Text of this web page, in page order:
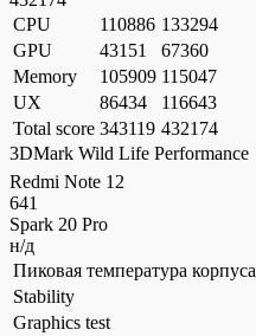
CPU
110886 133294
GPU
43151
67360
Memory
105909 115047
UX
86434
116643
Total score 343119 432174
3DMark Wild Life Performance
Redmi Note 12
641
Spark 20 Pro
н/д
Пиковая температура корпуса
Stability
Graphics test